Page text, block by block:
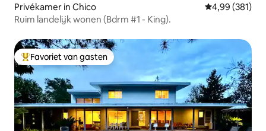
Privékamer in Chico Gemiddelde
4,99 (381)
Ruim landelijk wonen (Bdrm #1 - King).
Topfavoriet van gasten
Favoriet van gasten